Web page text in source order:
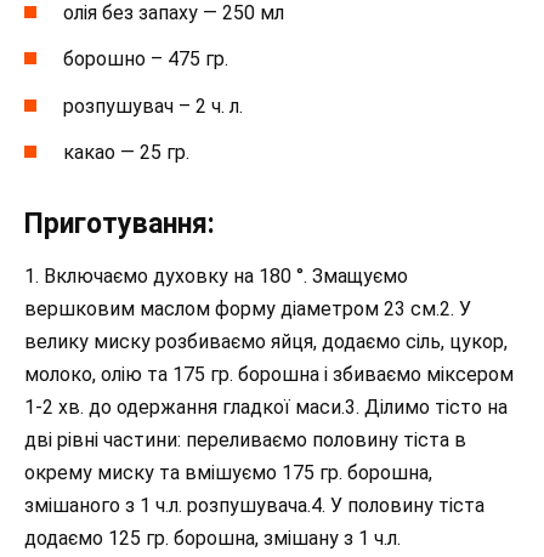
олія без запаху — 250 мл
борошно – 475 гр.
розпушувач – 2 ч. л.
какао — 25 гр.
Приготування:
1. Включаємо духовку на 180 °. Змащуємо
вершковим маслом форму діаметром 23 см.2. У
велику миску розбиваємо яйця, додаємо сіль, цукор,
молоко, олію та 175 гр. борошна і збиваємо міксером
1-2 хв. до одержання гладкої маси.3. Ділимо тісто на
дві рівні частини: переливаємо половину тіста в
окрему миску та вмішуємо 175 гр. борошна,
змішаного з 1 ч.л. розпушувача.4. У половину тіста
додаємо 125 гр. борошна, змішану з 1 ч.л.